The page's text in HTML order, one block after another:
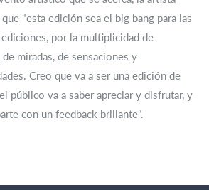
"esta edición sea el big bang para las
por la multiplicidad de
miradas, de sensaciones y
Creo que va a ser una edición de
público va a saber apreciar y disfrutar, y
con un feedback brillante".